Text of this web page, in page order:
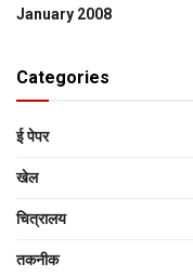
January 2008
Categories
ई पेपर
खेल
चित्रालय
तकनीक